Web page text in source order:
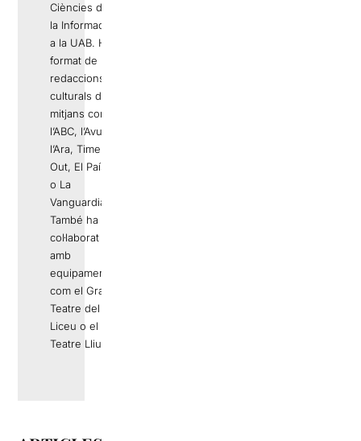
Ciències de
la Informació
a la UAB. Ha
format de
redaccions
culturals de
mitjans com
l’ABC, l’Avui,
l’Ara, Time
Out, El País
o La
Vanguardia.
També ha
col·laborat
amb
equipaments
com el Gran
Teatre del
Liceu o el
Teatre Lliure.